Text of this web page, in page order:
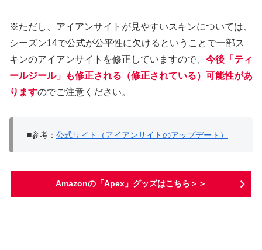
※ただし、アイアンサイトが見やすいスキンについては、
シーズン14で公式が公平性に欠けるということで一部ス
キンのアイアンサイトを修正していますので、 今後「ティ
ールジール」も修正される（修正されている）可能性があ
りますのでご注意ください。
■参考： 公式サイト（アイアンサイトのアップデート）
Amazonの「Apex」グッズはこちら＞＞